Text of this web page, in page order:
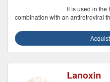
It is used in the
combination with an antiretroviral
Lanoxin